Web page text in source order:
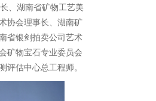
、湖南省矿物工艺美
协会理事长、湖南矿
省银剑拍卖公司艺术
矿物宝石专业委员会
评估中心总工程师。